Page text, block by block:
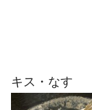
キス・なす